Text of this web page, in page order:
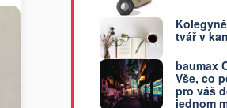
tvář v
baumax
Vše, co
pro váš
jednom